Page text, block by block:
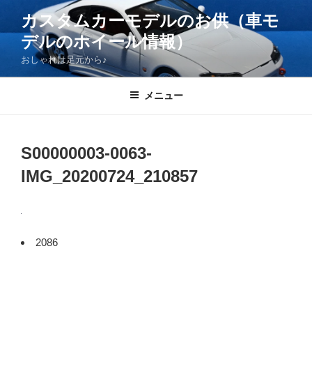
ツ
カスタムカーモデルのお供（車モ
デルのホイール情報）
おしゃれは足元から♪
メニュー
S00000003-0063-
IMG_20200724_210857
2086